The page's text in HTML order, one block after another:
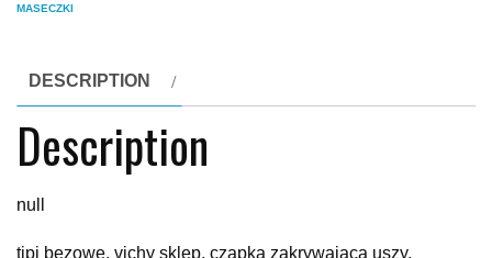
MASECZKI
DESCRIPTION
Description
null
tipi bezowe, vichy sklep, czapka zakrywająca uszy,